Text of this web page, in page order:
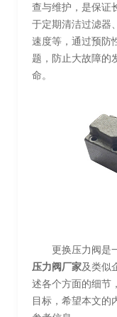
查与维护，是保证
于定期清洁过滤器
速度等，通过预防
题，防止大故障的
命。
更换压力阀是
压力阀厂家及类似
述各个方面的细节
目标，希望本文的